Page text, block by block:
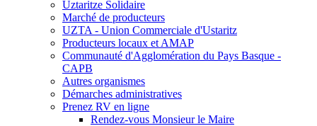
Uztaritze Solidaire
Marché de producteurs
UZTA - Union Commerciale d'Ustaritz
Producteurs locaux et AMAP
Communauté d'Agglomération du Pays Basque -
CAPB
Autres organismes
Démarches administratives
Prenez RV en ligne
Rendez-vous Monsieur le Maire